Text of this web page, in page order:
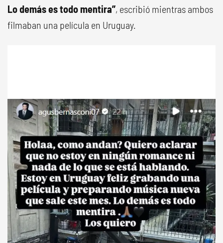
Lo demás es todo mentira”, escribió mientras ambos
filmaban una película en Uruguay.